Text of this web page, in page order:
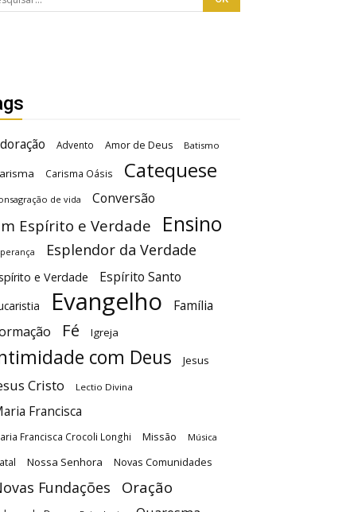
Advento Amor de Deus Batismo
Carisma Oásis Catequese
de vida Conversão
Espírito e Verdade Ensino
Esplendor da Verdade
e Verdade Espírito Santo
Evangelho
Família
Fé Igreja
com Deus Jesus
Cristo Lectio Divina
Francisca
Francisca Crocoli Longhi Missão Música
Nossa Senhora Novas Comunidades
Fundações Oração